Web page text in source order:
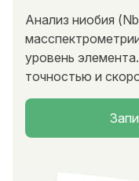
Анализ ниобия
уровень
точностью и